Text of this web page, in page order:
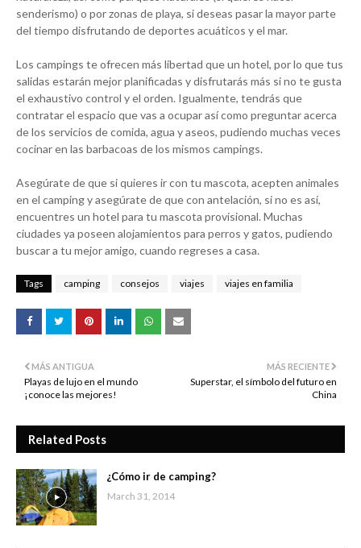
senderismo) o por zonas de playa, si deseas pasar la mayor parte
del tiempo disfrutando de deportes acuáticos y el mar.
Los campings te ofrecen más libertad que un hotel, por lo que tus
salidas estarán mejor planificadas y disfrutarás más si no te gusta
el exhaustivo control y el orden. Igualmente, tendrás que
contratar el espacio que vas a ocupar así como preguntar acerca
de los servicios de comida, agua y aseos, pudiendo muchas veces
cocinar en las barbacoas de los mismos campings.
Asegúrate de que si quieres ir con tu mascota, acepten animales
en el camping y asegúrate de que con antelación, si no es así,
encuentres un hotel para tu mascota provisional. Muchas
ciudades ya poseen alojamientos para perros y gatos, pudiendo
buscar a tu mejor amigo, cuando regreses a casa.
Tags camping consejos viajes viajes en familia
MÁS RECIENTE
Superstar, el símbolo del futuro en
China
MÁS ANTIGUA
Playas de lujo en el mundo
¡conoce las mejores!
Related Posts
¿Cómo ir de camping?
March 31, 2014